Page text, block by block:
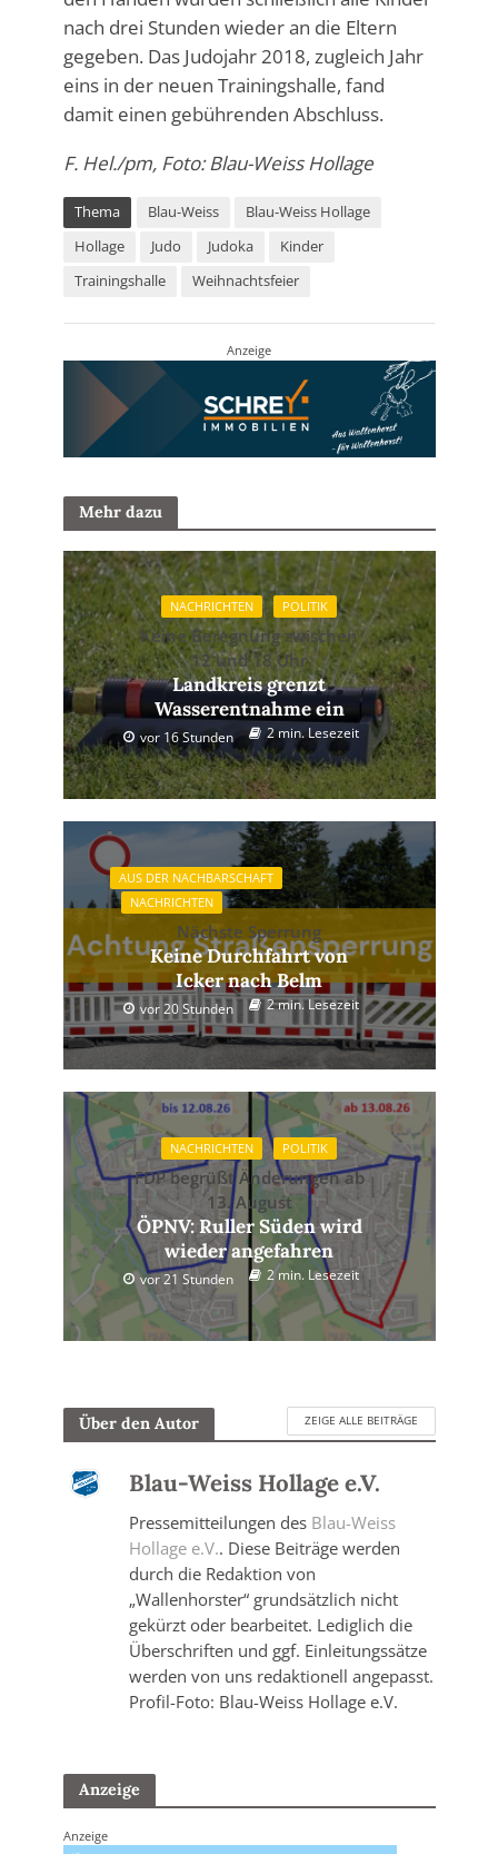
nach drei Stunden wieder an die Eltern
gegeben. Das Judojahr 2018, zugleich Jahr
eins in der neuen Trainingshalle, fand
damit einen gebührenden Abschluss.
F. Hel./pm, Foto: Blau-Weiss Hollage
Thema Blau-Weiss
Blau-Weiss Hollage
Hollage
Judo Judoka
Kinder
Trainingshalle
Weihnachtsfeier
Anzeige
Mehr dazu
NACHRICHTEN POLITIK
Keine Beregnung zwischen
12 und 18 Uhr
Landkreis grenzt
Wasserentnahme ein
vor 16 Stunden 2 min. Lesezeit
AUS DER NACHBARSCHAFT
NACHRICHTEN
Nächste Sperrung
Keine Durchfahrt von
Icker nach Belm
vor 20 Stunden 2 min. Lesezeit
NACHRICHTEN POLITIK
FDP begrüßt Änderungen ab
13. August
ÖPNV: Ruller Süden wird
wieder angefahren
vor 21 Stunden 2 min. Lesezeit
Über den Autor ZEIGE ALLE BEITRÄGE
Blau-Weiss Hollage e.V.
Pressemitteilungen des Blau-Weiss
Hollage e.V.. Diese Beiträge werden
durch die Redaktion von
„Wallenhorster“ grundsätzlich nicht
gekürzt oder bearbeitet. Lediglich die
Überschriften und ggf. Einleitungssätze
werden von uns redaktionell angepasst.
Profil-Foto: Blau-Weiss Hollage e.V.
Anzeige
Anzeige